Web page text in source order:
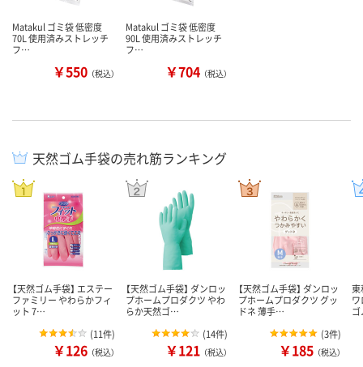
Matakul ゴミ袋 低密度
70L 使用済みストレッチ
フ…
￥550 （税込）
Matakul ゴミ袋 低密度
90L 使用済みストレッチ
フ…
￥704 （税込）
天然ゴム手袋の売れ筋ランキング
【天然ゴム手袋】 エステー
ファミリー やわらかフィ
ット 7…
(11件)
￥126 （税込）
【天然ゴム手袋】 ダンロッ
プホームプロダクツ やわ
らか天然ゴ…
(14件)
￥121 （税込）
【天然ゴム手袋】 ダンロッ
プホームプロダクツ グッ
ドネ 薄手…
(3件)
￥185 （税込）
東